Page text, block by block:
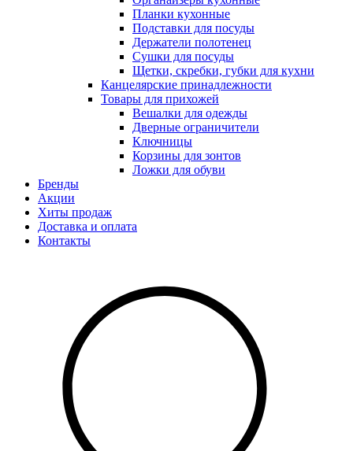
Планки кухонные
Подставки для посуды
Держатели полотенец
Сушки для посуды
Щетки, скребки, губки для кухни
Канцелярские принадлежности
Товары для прихожей
Вешалки для одежды
Дверные ограничители
Ключницы
Корзины для зонтов
Ложки для обуви
Бренды
Акции
Хиты продаж
Доставка и оплата
Контакты